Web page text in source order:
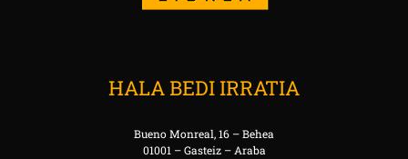
HALA BEDI IRRATIA
Bueno Monreal, 16 – Behea
01001 – Gasteiz – Araba